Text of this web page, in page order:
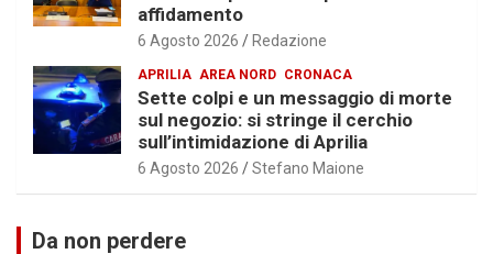
affidamento
6 Agosto 2026 Redazione
APRILIA AREA NORD CRONACA
Sette colpi e un messaggio di morte
sul negozio: si stringe il cerchio
sull’intimidazione di Aprilia
6 Agosto 2026 Stefano Maione
Da non perdere